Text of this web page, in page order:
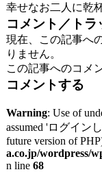
幸せなお二人に乾
コメント／トラ
現在、この記事へ
りません。
この記事へのコメ
コメントする
Warning: Use of
assumed 'ログイン
future version of
a.co.jp/wordpress/
n line 68